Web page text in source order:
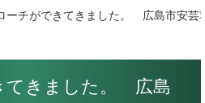
ーチができてきました。 広島市安
てきました。 広島